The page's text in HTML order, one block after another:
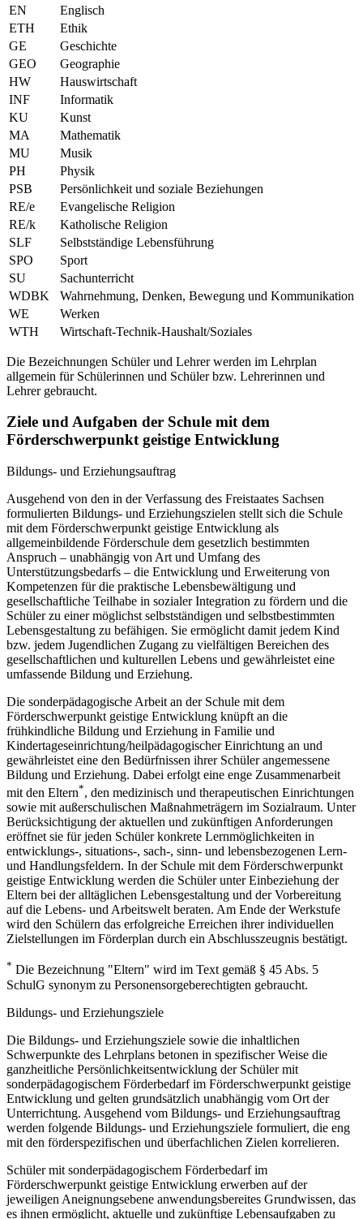
EN
Englisch
ETH
Ethik
GE
Geschichte
GEO
Geographie
HW
Hauswirtschaft
INF
Informatik
KU
Kunst
MA
Mathematik
MU
Musik
PH
Physik
PSB
Persönlichkeit und soziale Beziehungen
RE/e
Evangelische Religion
RE/k
Katholische Religion
SLF
Selbstständige Lebensführung
SPO
Sport
SU
Sachunterricht
WDBK
Wahrnehmung, Denken, Bewegung und Kommunikation
WE
Werken
WTH
Wirtschaft-Technik-Haushalt/Soziales
Die Bezeichnungen Schüler und Lehrer werden im Lehrplan
allgemein für Schülerinnen und Schüler bzw. Lehrerinnen und
Lehrer gebraucht.
Ziele und Aufgaben der Schule mit dem
Förderschwerpunkt geistige Entwicklung
Bildungs- und Erziehungsauftrag
Ausgehend von den in der Verfassung des Freistaates Sachsen
formulierten Bildungs- und Erziehungszielen stellt sich die Schule
mit dem Förderschwerpunkt geistige Entwicklung als
allgemeinbildende Förderschule dem gesetzlich bestimmten
Anspruch – unabhängig von Art und Umfang des
Unterstützungsbedarfs – die Entwicklung und Erweiterung von
Kompetenzen für die praktische Lebensbewältigung und
gesellschaftliche Teilhabe in sozialer Integration zu fördern und die
Schüler zu einer möglichst selbstständigen und selbstbestimmten
Lebensgestaltung zu befähigen. Sie ermöglicht damit jedem Kind
bzw. jedem Jugendlichen Zugang zu vielfältigen Bereichen des
gesellschaftlichen und kulturellen Lebens und gewährleistet eine
umfassende Bildung und Erziehung.
Die sonderpädagogische Arbeit an der Schule mit dem
Förderschwerpunkt geistige Entwicklung knüpft an die
frühkindliche Bildung und Erziehung in Familie und
Kindertageseinrichtung/heilpädagogischer Einrichtung an und
gewährleistet eine den Bedürfnissen ihrer Schüler angemessene
Bildung und Erziehung. Dabei erfolgt eine enge Zusammenarbeit
mit den Eltern*, den medizinisch und therapeutischen Einrichtungen
sowie mit außerschulischen Maßnahmeträgern im Sozialraum. Unter
Berücksichtigung der aktuellen und zukünftigen Anforderungen
eröffnet sie für jeden Schüler konkrete Lernmöglichkeiten in
entwicklungs-, situations-, sach-, sinn- und lebensbezogenen Lern-
und Handlungsfeldern. In der Schule mit dem Förderschwerpunkt
geistige Entwicklung werden die Schüler unter Einbeziehung der
Eltern bei der alltäglichen Lebensgestaltung und der Vorbereitung
auf die Lebens- und Arbeitswelt beraten. Am Ende der Werkstufe
wird den Schülern das erfolgreiche Erreichen ihrer individuellen
Zielstellungen im Förderplan durch ein Abschlusszeugnis bestätigt.
* Die Bezeichnung "Eltern" wird im Text gemäß § 45 Abs. 5
SchulG synonym zu Personensorgeberechtigten gebraucht.
Bildungs- und Erziehungsziele
Die Bildungs- und Erziehungsziele sowie die inhaltlichen
Schwerpunkte des Lehrplans betonen in spezifischer Weise die
ganzheitliche Persönlichkeitsentwicklung der Schüler mit
sonderpädagogischem Förderbedarf im Förderschwerpunkt geistige
Entwicklung und gelten grundsätzlich unabhängig vom Ort der
Unterrichtung. Ausgehend vom Bildungs- und Erziehungsauftrag
werden folgende Bildungs- und Erziehungsziele formuliert, die eng
mit den förderspezifischen und überfachlichen Zielen korrelieren.
Schüler mit sonderpädagogischem Förderbedarf im
Förderschwerpunkt geistige Entwicklung erwerben auf der
jeweiligen Aneignungsebene anwendungsbereites Grundwissen, das
es ihnen ermöglicht, aktuelle und zukünftige Lebensaufgaben zu